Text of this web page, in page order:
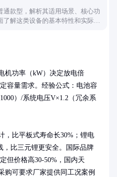
通款型，解析其适用场景、核心功
了解这类设备的基本特性和实际应
机功率（kW）决定放电倍
容量需求。经验公式：电池容
）/系统电压V×1.2（冗余系
，比平板式寿命长30%；锂电
，比三元锂更安全。国际品牌
但价格高30-50%，国内天
购可要求厂家提供同工况案例